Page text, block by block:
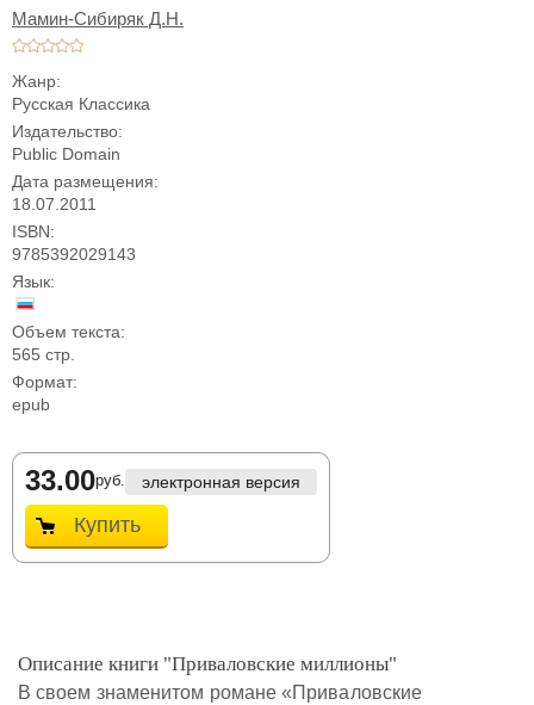
Мамин-Сибиряк Д.Н.
Жанр:
Русская Классика
Издательство:
Public Domain
Дата размещения:
18.07.2011
ISBN:
9785392029143
Язык:
Объем текста:
565 стр.
Формат:
epub
33.00руб. электронная версия
Купить
Описание книги "Приваловские миллионы"
В своем знаменитом романе «Приваловские